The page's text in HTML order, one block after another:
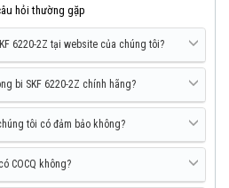
hỏi thường gặp
6220-2Z tại website của chúng tôi?
bi SKF 6220-2Z chính hãng?
tôi có đảm bảo không?
COCQ không?